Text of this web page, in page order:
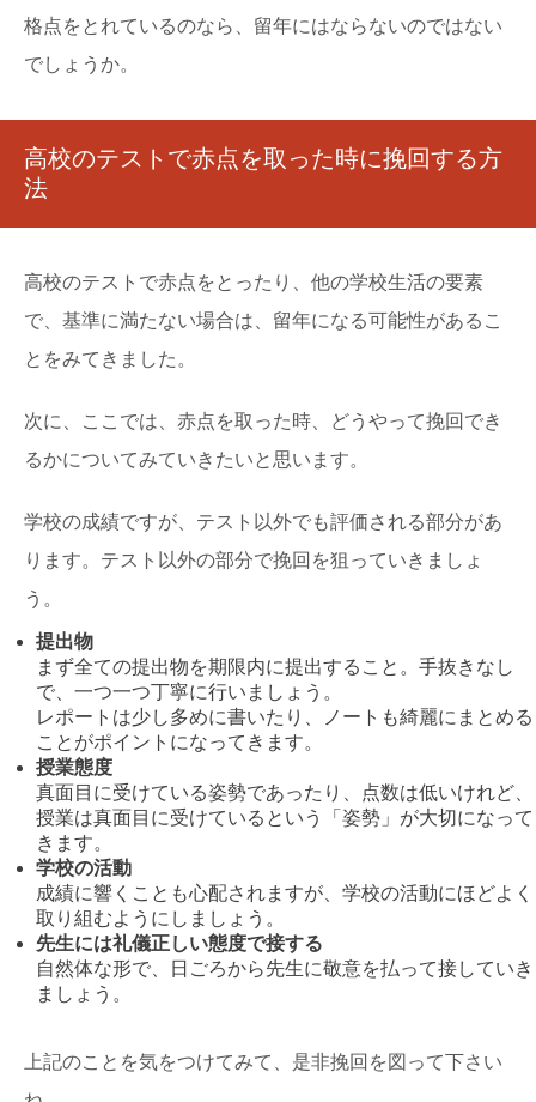
格点をとれているのなら、留年にはならないのではない
でしょうか。
高校のテストで赤点を取った時に挽回する方
法
高校のテストで赤点をとったり、他の学校生活の要素
で、基準に満たない場合は、留年になる可能性があるこ
とをみてきました。
次に、ここでは、赤点を取った時、どうやって挽回でき
るかについてみていきたいと思います。
学校の成績ですが、テスト以外でも評価される部分があ
ります。テスト以外の部分で挽回を狙っていきましょ
う。
提出物
まず全ての提出物を期限内に提出すること。手抜きなし
で、一つ一つ丁寧に行いましょう。
レポートは少し多めに書いたり、ノートも綺麗にまとめる
ことがポイントになってきます。
授業態度
真面目に受けている姿勢であったり、点数は低いけれど、
授業は真面目に受けているという「姿勢」が大切になって
きます。
学校の活動
成績に響くことも心配されますが、学校の活動にほどよく
取り組むようにしましょう。
先生には礼儀正しい態度で接する
自然体な形で、日ごろから先生に敬意を払って接していき
ましょう。
上記のことを気をつけてみて、是非挽回を図って下さい